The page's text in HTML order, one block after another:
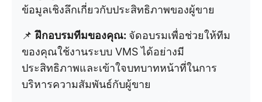
ข้อมูลเชิงลึกเกี่ยวกับประสิทธิภาพของผู้ขาย
📌ฝึกอบรมทีมของคุณ: จัดอบรมเพื่อช่วยให้ทีม
ของคุณใช้งานระบบ VMS ได้อย่างมี
ประสิทธิภาพและเข้าใจบทบาทหน้าที่ในการ
บริหารความสัมพันธ์กับผู้ขาย